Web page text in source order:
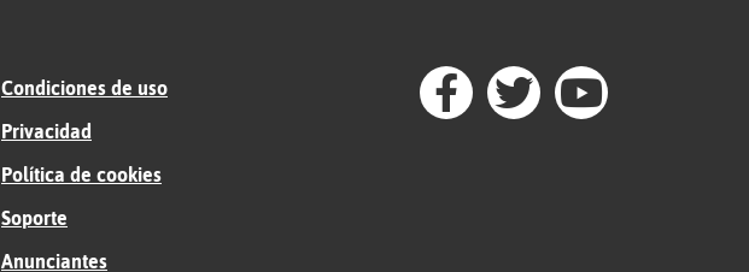
Condiciones de uso
Privacidad
Política de cookies
Soporte
Anunciantes